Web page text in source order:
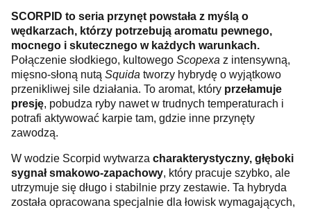
SCORPID to seria przynęt powstała z myślą o
wędkarzach, którzy potrzebują aromatu pewnego,
mocnego i skutecznego w każdych warunkach.
Połączenie słodkiego, kultowego Scopexa z intensywną,
mięsno-słoną nutą Squida tworzy hybrydę o wyjątkowo
przenikliwej sile działania. To aromat, który przełamuje
presję, pobudza ryby nawet w trudnych temperaturach i
potrafi aktywować karpie tam, gdzie inne przynęty
zawodzą.
W wodzie Scorpid wytwarza charakterystyczny, głęboki
sygnał smakowo-zapachowy, który pracuje szybko, ale
utrzymuje się długo i stabilnie przy zestawie. Ta hybryda
została opracowana specjalnie dla łowisk wymagających,